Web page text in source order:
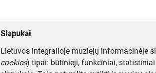
Slapukai
Lietuvos integralioje muziejų informacinėje
cookies) tipai: būtinieji, funkciniai,